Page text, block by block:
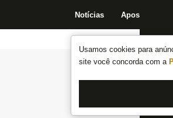
Usamos cookies para
site você concorda com a
Notícias Apostas